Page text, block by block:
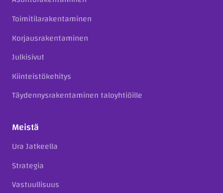
Toimitilarakentaminen
Korjausrakentaminen
Julkisivut
Kiinteistökehitys
Täydennysrakentaminen taloyhtiöille
Meistä
Ura Jatkeella
Strategia
Vastuullisuus